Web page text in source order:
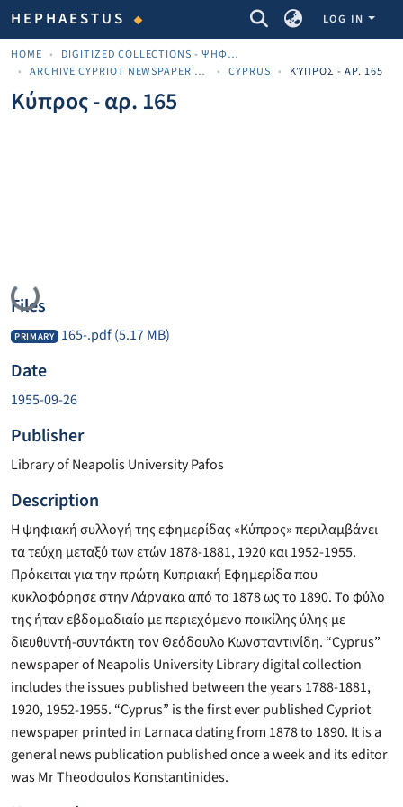
HEPHAESTUS COMMUNITIES & COLLECTIONS
LOG IN
HOME
DIGITIZED COLLECTIONS - ΨΗΦΙΟΠΟΙΗΜΈΝΕΣ ΣΥΛΛΟΓΈΣ
ARCHIVE CYPRIOT NEWSPAPER MATERIALS
CYPRUS ΚΎΠΡΟΣ - ΑΡ. 165
Κύπρος - αρ. 165
Loading...
Files
PRIMARY 165-.pdf(5.17 MB)
Date
1955-09-26
Publisher
Library of Neapolis University Pafos
Description
Η ψηφιακή συλλογή της εφημερίδας «Κύπρος» περιλαμβάνει
τα τεύχη μεταξύ των ετών 1878-1881, 1920 και 1952-1955.
Πρόκειται για την πρώτη Κυπριακή Εφημερίδα που
κυκλοφόρησε στην Λάρνακα από το 1878 ως το 1890. Το φύλο
της ήταν εβδομαδιαίο με περιεχόμενο ποικίλης ύλης με
διευθυντή-συντάκτη τον Θεόδουλο Κωνσταντινίδη. “Cyprus”
newspaper of Neapolis University Library digital collection
includes the issues published between the years 1788-1881,
1920, 1952-1955. “Cyprus” is the first ever published Cypriot
newspaper printed in Larnaca dating from 1878 to 1890. It is a
general news publication published once a week and its editor
was Mr Theodoulos Konstantinides.